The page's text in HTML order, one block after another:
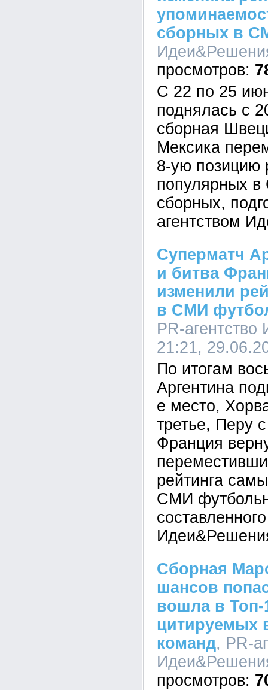
сборных в
С 22 по 25
поднялась с
сборная
Мексика
8-ую позицию
популярных
сборных,
агентством
Суперматч
и битва
изменили
в СМИ
PR-
21:21,
По итогам
Аргентина
е место,
третье, Перу
Франция
рейтинга
СМИ
Сборная
шансов
вошла в
цитируемых
команд, PR-